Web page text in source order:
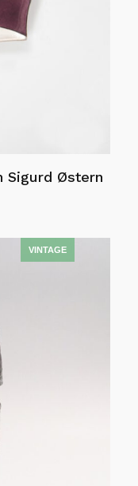
Sigurd Østern